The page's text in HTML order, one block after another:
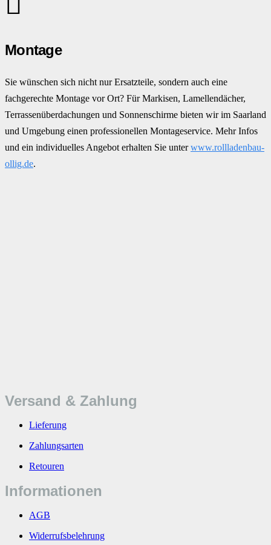
Montage
Sie wünschen sich nicht nur Ersatzteile, sondern auch eine
fachgerechte Montage vor Ort? Für Markisen, Lamellendächer,
Terrassenüberdachungen und Sonnenschirme bieten wir im Saarland
und Umgebung einen professionellen Montageservice. Mehr Infos
und ein individuelles Angebot erhalten Sie unterwww.rollladenbau-
ollig.de.
Versand & Zahlung
Lieferung
Zahlungsarten
Retouren
Informationen
AGB
Widerrufsbelehrung